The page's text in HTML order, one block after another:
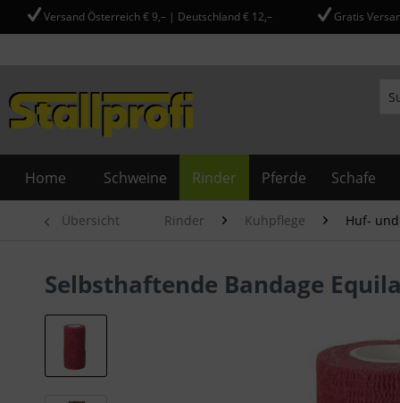
Versand Österreich € 9,– | Deutschland € 12,– Gratis
Home Schweine Rinder Pferde Schafe
Übersicht Rinder Kuhpflege Huf-
Selbsthaftende Bandage